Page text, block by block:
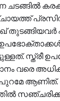
ചടങ്ങിൽ
സ്ത്രീ
വരെ